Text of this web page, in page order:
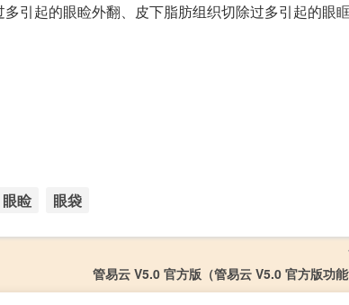
引起的眼睑外翻、皮下脂肪组织切除过多引起的眼眶
眼睑 眼袋
管易云 V5.0 官方版（管易云 V5.0 官方版功能